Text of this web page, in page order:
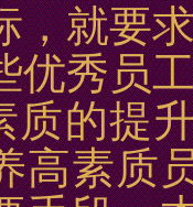
，就要
优秀员
质的提
高素质